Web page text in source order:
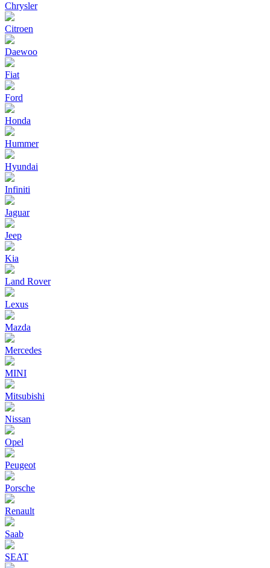
Chrysler
Citroen
Daewoo
Fiat
Ford
Honda
Hummer
Hyundai
Infiniti
Jaguar
Jeep
Kia
Land Rover
Lexus
Mazda
Mercedes
MINI
Mitsubishi
Nissan
Opel
Peugeot
Porsche
Renault
Saab
SEAT